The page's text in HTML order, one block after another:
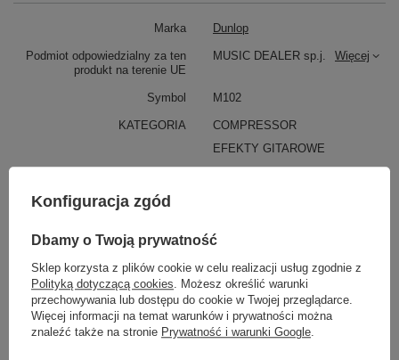
Marka Dunlop
Podmiot odpowiedzialny za ten
produkt na terenie UE
MUSIC DEALER sp.j. Więcej
Symbol M102
KATEGORIA
COMPRESSOR
EFEKTY GITAROWE
Konfiguracja zgód
Dbamy o Twoją prywatność
Sklep korzysta z plików cookie w celu realizacji usług zgodnie z
Polityką dotyczącą cookies. Możesz określić warunki
przechowywania lub dostępu do cookie w Twojej przeglądarce.
Więcej informacji na temat warunków i prywatności można
znaleźć także na stronie Prywatność i warunki Google.